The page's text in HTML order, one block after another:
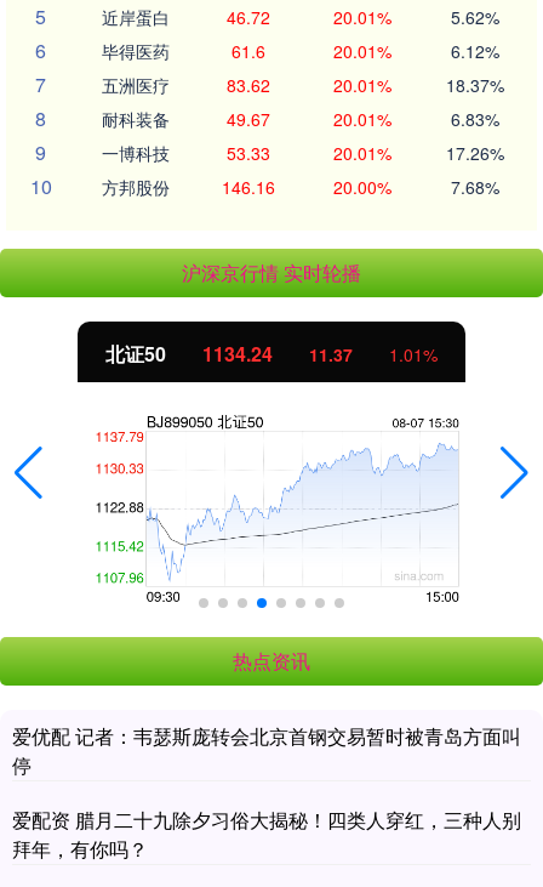
5 近岸蛋白 46.72 20.01% 5.62%
6 毕得医药 61.6 20.01% 6.12%
7 五洲医疗 83.62 20.01% 18.37%
8 耐科装备 49.67 20.01% 6.83%
9 一博科技 53.33 20.01% 17.26%
10 方邦股份 146.16 20.00% 7.68%
沪深京行情 实时轮播
北证50 1134.24 11.37 1.01%
热点资讯
爱优配 记者：韦瑟斯庞转会北京首钢交易暂时被青岛方面叫
停
爱配资 腊月二十九除夕习俗大揭秘！四类人穿红，三种人别
拜年，有你吗？